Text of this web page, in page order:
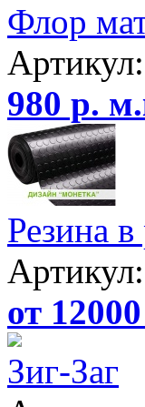
Флор
Артикул:
980 р.
Резина
Артикул:
от
Зиг-Заг